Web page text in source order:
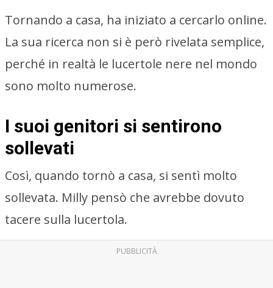
Tornando a casa, ha iniziato a cercarlo online.
La sua ricerca non si è però rivelata semplice,
perché in realtà le lucertole nere nel mondo
sono molto numerose.
I suoi genitori si sentirono
sollevati
Così, quando tornò a casa, si sentì molto
sollevata. Milly pensò che avrebbe dovuto
tacere sulla lucertola.
PUBBLICITÀ